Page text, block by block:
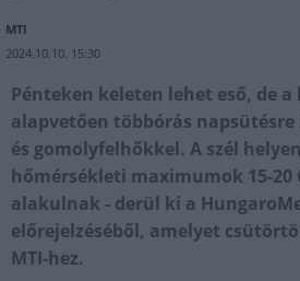
MTI
2024.10.10. 15:30
Pénteken keleten lehet eső, de
alapvetően többórás
és gomolyfelhőkkel. A szél
hőmérsékleti maximumok 15-20
alakulnak - derül ki a
előrejelzéséből, amelyet
MTI-hez.